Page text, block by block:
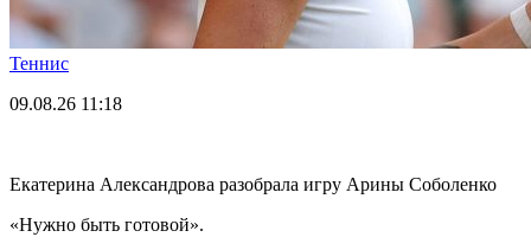
Теннис
09.08.26 11:18
Екатерина Александрова разобрала игру Арины Соболенко
«Нужно быть готовой».